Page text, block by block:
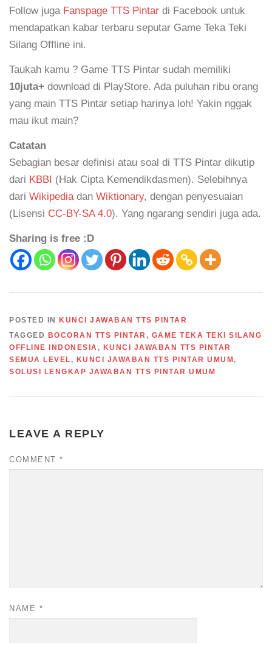
Follow juga Fanspage TTS Pintar di Facebook untuk
mendapatkan kabar terbaru seputar Game Teka Teki
Silang Offline ini.
Taukah kamu ? Game TTS Pintar sudah memiliki
10juta+ download di PlayStore. Ada puluhan ribu orang
yang main TTS Pintar setiap harinya loh! Yakin nggak
mau ikut main?
Catatan
Sebagian besar definisi atau soal di TTS Pintar dikutip
dari KBBI (Hak Cipta Kemendikdasmen). Selebihnya
dari Wikipediadan Wiktionary, dengan penyesuaian
(Lisensi CC-BY-SA 4.0). Yang ngarang sendiri juga ada.
Sharing is free :D
POSTED IN
KUNCI JAWABAN TTS PINTAR
TAGGED
BOCORAN TTS PINTAR , GAME TEKA TEKI SILANG
OFFLINE INDONESIA , KUNCI JAWABAN TTS PINTAR
SEMUA LEVEL , KUNCI JAWABAN TTS PINTAR UMUM ,
SOLUSI LENGKAP JAWABAN TTS PINTAR UMUM
LEAVE A REPLY
COMMENT *
NAME *